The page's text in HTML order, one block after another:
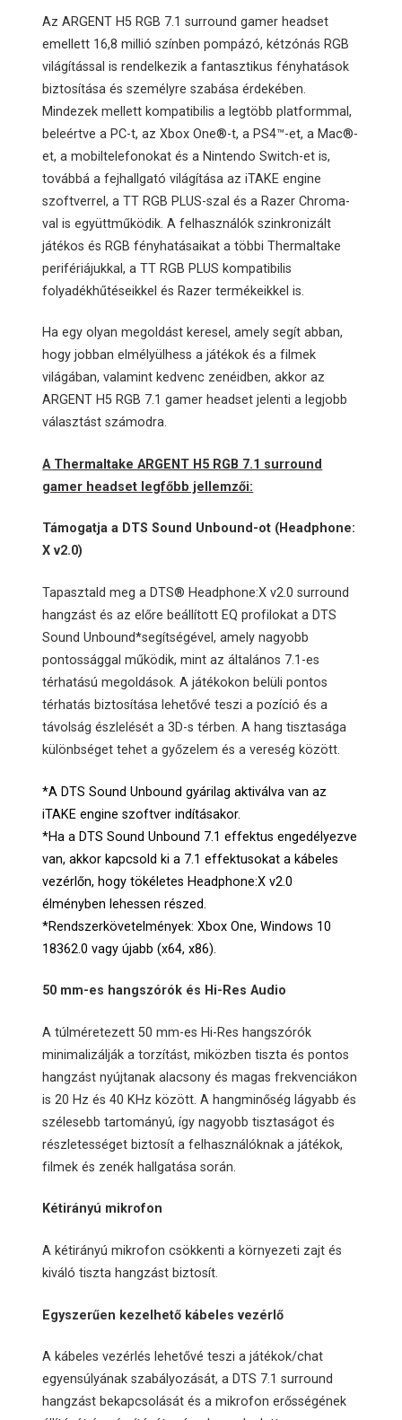
Az ARGENT H5 RGB 7.1 surround gamer headset
emellett 16,8 millió színben pompázó, kétzónás RGB
világítással is rendelkezik a fantasztikus fényhatások
biztosítása és személyre szabása érdekében.
Mindezek mellett kompatibilis a legtöbb platformmal,
beleértve a PC-t, az Xbox One®-t, a PS4™-et, a Mac®-
et, a mobiltelefonokat és a Nintendo Switch-et is,
továbbá a fejhallgató világítása az iTAKE engine
szoftverrel, a TT RGB PLUS-szal és a Razer Chroma-
val is együttműködik. A felhasználók szinkronizált
játékos és RGB fényhatásaikat a többi Thermaltake
perifériájukkal, a TT RGB PLUS kompatibilis
folyadékhűtéseikkel és Razer termékeikkel is.
Ha egy olyan megoldást keresel, amely segít abban,
hogy jobban elmélyülhess a játékok és a filmek
világában, valamint kedvenc zenéidben, akkor az
ARGENT H5 RGB 7.1 gamer headset jelenti a legjobb
választást számodra.
A Thermaltake ARGENT H5 RGB 7.1 surround
gamer headset legfőbb jellemzői:
Támogatja a DTS Sound Unbound-ot (Headphone:
X v2.0)
Tapasztald meg a DTS® Headphone:X v2.0 surround
hangzást és az előre beállított EQ profilokat a DTS
Sound Unbound*segítségével, amely nagyobb
pontossággal működik, mint az általános 7.1-es
térhatású megoldások. A játékokon belüli pontos
térhatás biztosítása lehetővé teszi a pozíció és a
távolság észlelését a 3D-s térben. A hang tisztasága
különbséget tehet a győzelem és a vereség között.
*A DTS Sound Unbound gyárilag aktiválva van az
iTAKE engine szoftver indításakor.
*Ha a DTS Sound Unbound 7.1 effektus engedélyezve
van, akkor kapcsold ki a 7.1 effektusokat a kábeles
vezérlőn, hogy tökéletes Headphone:X v2.0
élményben lehessen részed.
*Rendszerkövetelmények: Xbox One, Windows 10
18362.0 vagy újabb (x64, x86).
50 mm-es hangszórók és Hi-Res Audio
A túlméretezett 50 mm-es Hi-Res hangszórók
minimalizálják a torzítást, miközben tiszta és pontos
hangzást nyújtanak alacsony és magas frekvenciákon
is 20 Hz és 40 KHz között. A hangminőség lágyabb és
szélesebb tartományú, így nagyobb tisztaságot és
részletességet biztosít a felhasználóknak a játékok,
filmek és zenék hallgatása során.
Kétirányú mikrofon
A kétirányú mikrofon csökkenti a környezeti zajt és
kiváló tiszta hangzást biztosít.
Egyszerűen kezelhető kábeles vezérlő
A kábeles vezérlés lehetővé teszi a játékok/chat
egyensúlyának szabályozását, a DTS 7.1 surround
hangzást bekapcsolását és a mikrofon erősségének